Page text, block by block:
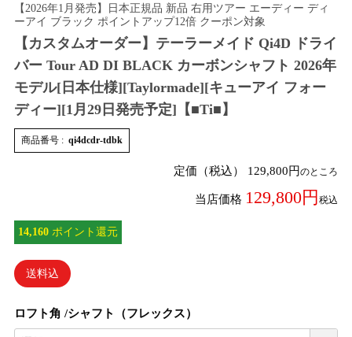
【2026年1月発売】日本正規品 新品 右用ツアー エーディー ディ
ーアイ ブラック ポイントアップ12倍 クーポン対象
【カスタムオーダー】テーラーメイド Qi4D ドライ
バー Tour AD DI BLACK カーボンシャフト 2026年
モデル[日本仕様][Taylormade][キューアイ フォー
ディー][1月29日発売予定]【■Ti■】
商品番号 qi4dcdr-tdbk
定価（税込） 129,800 のところ
当店価格 129,800 税込
14,160 ポイント還元
送料込
ロフト角 シャフト（フレックス）